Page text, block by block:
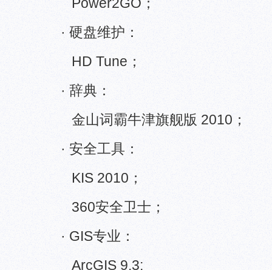
· 硬盘维护：
HD Tune；
· 辞典：
金山词霸牛津旗舰版 2010；
· 安全工具：
KIS 2010；
360安全卫士；
· GIS专业：
ArcGIS 9.3;